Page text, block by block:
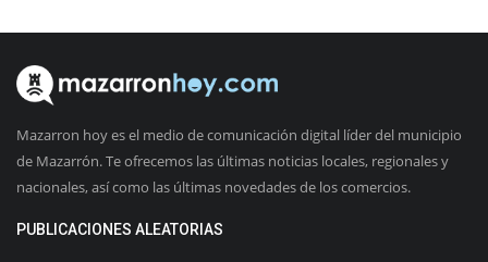
Mazarron hoy es el medio de comunicación digital líder del municipio
de Mazarrón. Te ofrecemos las últimas noticias locales, regionales y
nacionales, así como las últimas novedades de los comercios.
PUBLICACIONES ALEATORIAS